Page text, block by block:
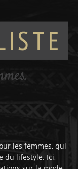
les femmes, qui
du lifestyle. Ici,